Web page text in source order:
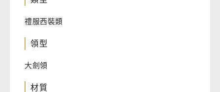
禮服西裝類
領型
大劍領
材質